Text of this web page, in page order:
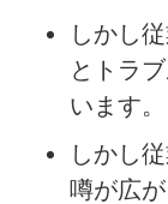
しかし
とトラ
います。
しかし
噂が広